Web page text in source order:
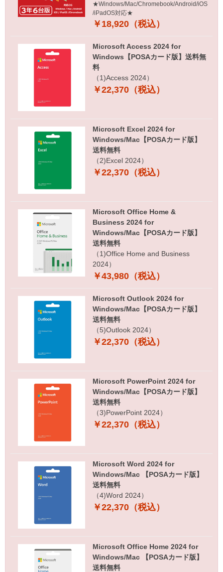
★Windows/Mac/Chromebook/Android/iOS
/iPadOS対応★
￥18,920（税込）
Microsoft Access 2024 for
Windows【POSAカード版】送料無
料
（1)Access 2024）
￥22,370（税込）
Microsoft Excel 2024 for
Windows/Mac【POSAカード版】
送料無料
（2)Excel 2024）
￥22,370（税込）
Microsoft Office Home &
Business 2024 for
Windows/Mac【POSAカード版】
送料無料
（1)Office Home and Business
2024）
￥43,980（税込）
Microsoft Outlook 2024 for
Windows/Mac【POSAカード版】
送料無料
（5)Outlook 2024）
￥22,370（税込）
Microsoft PowerPoint 2024 for
Windows/Mac【POSAカード版】
送料無料
（3)PowerPoint 2024）
￥22,370（税込）
Microsoft Word 2024 for
Windows/Mac 【POSAカード版】
送料無料
（4)Word 2024）
￥22,370（税込）
Microsoft Office Home 2024 for
Windows/Mac 【POSAカード版】
送料無料